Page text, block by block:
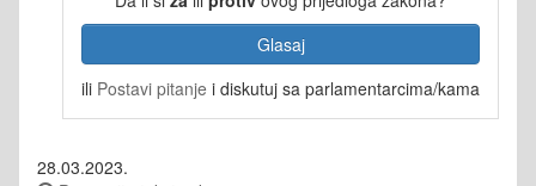
Glasaj
ili Postavi pitanje i diskutuj sa parlamentarcima/kama
28.03.2023.